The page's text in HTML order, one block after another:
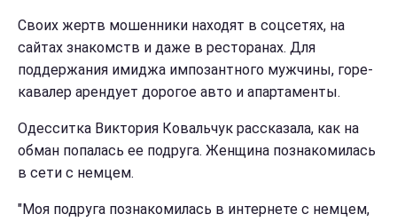
Своих жертв мошенники находят в соцсетях, на
сайтах знакомств и даже в ресторанах. Для
поддержания имиджа импозантного мужчины, горе-
кавалер арендует дорогое авто и апартаменты.
Одесситка Виктория Ковальчук рассказала, как на
обман попалась ее подруга. Женщина познакомилась
в сети с немцем.
"Моя подруга познакомилась в интернете с немцем,